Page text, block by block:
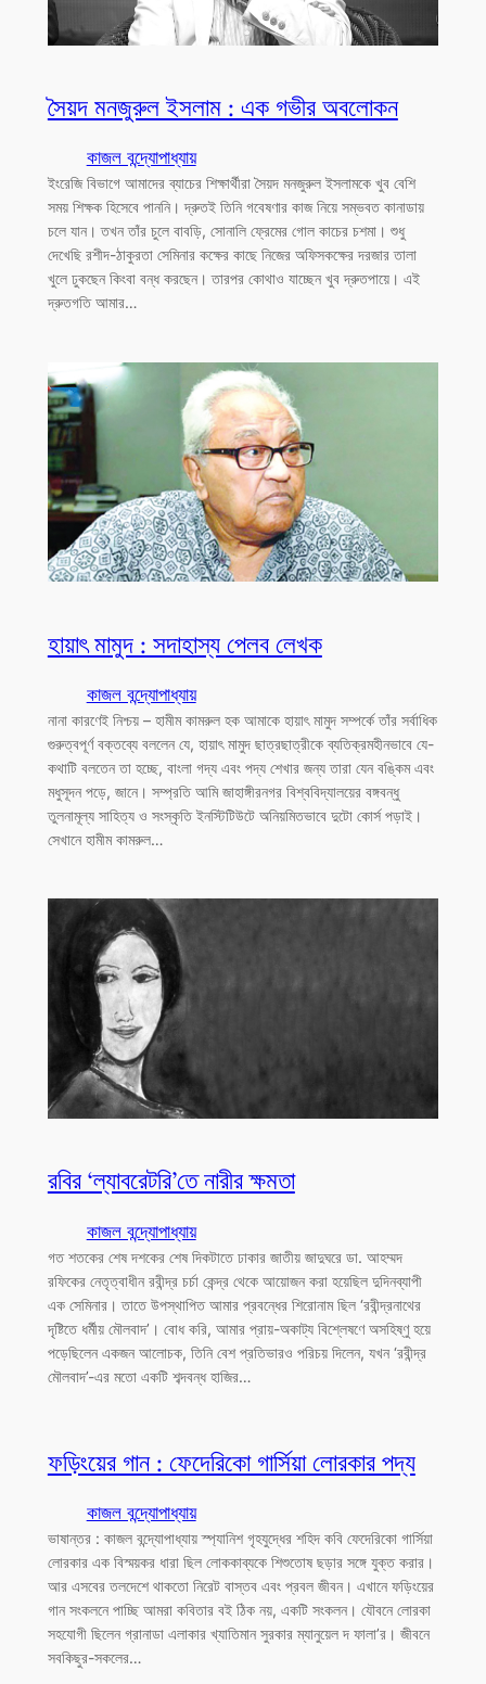
সৈয়দ মনজুরুল ইসলাম : এক গভীর অবলোকন
কাজল বন্দ্যোপাধ্যায়
ইংরেজি বিভাগে আমাদের ব্যাচের শিক্ষার্থীরা সৈয়দ মনজুরুল ইসলামকে খুব বেশি
সময় শিক্ষক হিসেবে পাননি। দ্রুতই তিনি গবেষণার কাজ নিয়ে সম্ভবত কানাডায়
চলে যান। তখন তাঁর চুলে বাবড়ি, সোনালি ফ্রেমের গোল কাচের চশমা। শুধু
দেখেছি রশীদ-ঠাকুরতা সেমিনার কক্ষের কাছে নিজের অফিসকক্ষের দরজার তালা
খুলে ঢুকছেন কিংবা বন্ধ করছেন। তারপর কোথাও যাচ্ছেন খুব দ্রুতপায়ে। এই
দ্রুতগতি আমার…
হায়াৎ মামুদ : সদাহাস্য পেলব লেখক
কাজল বন্দ্যোপাধ্যায়
নানা কারণেই নিশ্চয় – হামীম কামরুল হক আমাকে হায়াৎ মামুদ সম্পর্কে তাঁর সর্বাধিক
গুরুত্বপূর্ণ বক্তব্যে বললেন যে, হায়াৎ মামুদ ছাত্রছাত্রীকে ব্যতিক্রমহীনভাবে যে-
কথাটি বলতেন তা হচ্ছে, বাংলা গদ্য এবং পদ্য শেখার জন্য তারা যেন বঙ্কিম এবং
মধুসূদন পড়ে, জানে। সম্প্রতি আমি জাহাঙ্গীরনগর বিশ্ববিদ্যালয়ের বঙ্গবন্ধু
তুলনামূল্য সাহিত্য ও সংস্কৃতি ইনস্টিটিউটে অনিয়মিতভাবে দুটো কোর্স পড়াই।
সেখানে হামীম কামরুল…
রবির ‘ল্যাবরেটরি’তে নারীর ক্ষমতা
কাজল বন্দ্যোপাধ্যায়
গত শতকের শেষ দশকের শেষ দিকটাতে ঢাকার জাতীয় জাদুঘরে ডা. আহম্মদ
রফিকের নেতৃত্বাধীন রবীন্দ্র চর্চা কেন্দ্র থেকে আয়োজন করা হয়েছিল দুদিনব্যাপী
এক সেমিনার। তাতে উপস্থাপিত আমার প্রবন্ধের শিরোনাম ছিল ‘রবীন্দ্রনাথের
দৃষ্টিতে ধর্মীয় মৌলবাদ’। বোধ করি, আমার প্রায়-অকাট্য বিশ্লেষণে অসহিষ্ণু হয়ে
পড়েছিলেন একজন আলোচক, তিনি বেশ প্রতিভারও পরিচয় দিলেন, যখন ‘রবীন্দ্র
মৌলবাদ’-এর মতো একটি শব্দবন্ধ হাজির…
ফড়িংয়ের গান : ফেদেরিকো গার্সিয়া লোরকার পদ্য
কাজল বন্দ্যোপাধ্যায়
ভাষান্তর : কাজল বন্দ্যোপাধ্যায় স্প্যানিশ গৃহযুদ্ধের শহিদ কবি ফেদেরিকো গার্সিয়া
লোরকার এক বিস্ময়কর ধারা ছিল লোককাব্যকে শিশুতোষ ছড়ার সঙ্গে যুক্ত করার।
আর এসবের তলদেশে থাকতো নিরেট বাস্তব এবং প্রবল জীবন। এখানে ফড়িংয়ের
গান সংকলনে পাচ্ছি আমরা কবিতার বই ঠিক নয়, একটি সংকলন। যৌবনে লোরকা
সহযোগী ছিলেন গ্রানাডা এলাকার খ্যাতিমান সুরকার ম্যানুয়েল দ ফালা’র। জীবনে
সবকিছুর-সকলের…